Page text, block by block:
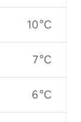
10 °C
7 °C
6 °C